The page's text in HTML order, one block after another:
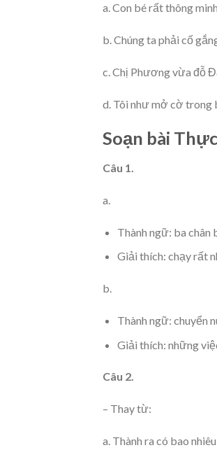
a. Con bé rất thông
b. Chúng ta phải cố
c. Chị Phương vừa đỗ
d. Tôi như mở cờ
Soạn bài
Câu 1.
a.
Thành ngữ: ba chân
Giải thích: chạy rất
b.
Thành ngữ: chuyển
Giải thích: những
Câu 2.
– Thay từ:
a. Thành ra có bao